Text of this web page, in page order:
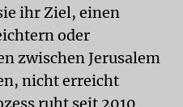
ihr Ziel, einen
oder
zwischen Jerusalem
nicht erreicht